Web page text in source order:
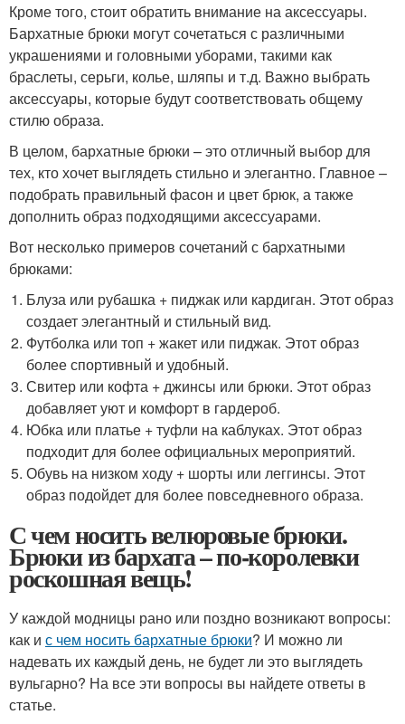
Кроме того, стоит обратить внимание на аксессуары.
Бархатные брюки могут сочетаться с различными
украшениями и головными уборами, такими как
браслеты, серьги, колье, шляпы и т.д. Важно выбрать
аксессуары, которые будут соответствовать общему
стилю образа.
В целом, бархатные брюки – это отличный выбор для
тех, кто хочет выглядеть стильно и элегантно. Главное –
подобрать правильный фасон и цвет брюк, а также
дополнить образ подходящими аксессуарами.
Вот несколько примеров сочетаний с бархатными
брюками:
Блуза или рубашка + пиджак или кардиган. Этот образ
создает элегантный и стильный вид.
Футболка или топ + жакет или пиджак. Этот образ
более спортивный и удобный.
Свитер или кофта + джинсы или брюки. Этот образ
добавляет уют и комфорт в гардероб.
Юбка или платье + туфли на каблуках. Этот образ
подходит для более официальных мероприятий.
Обувь на низком ходу + шорты или леггинсы. Этот
образ подойдет для более повседневного образа.
С чем носить велюровые брюки.
Брюки из бархата – по-королевки
роскошная вещь!
У каждой модницы рано или поздно возникают вопросы:
как и с чем носить бархатные брюки? И можно ли
надевать их каждый день, не будет ли это выглядеть
вульгарно? На все эти вопросы вы найдете ответы в
статье.